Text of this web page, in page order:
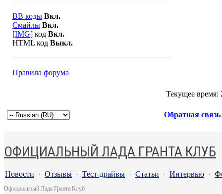
BB коды Вкл.
Смайлы Вкл.
[IMG] код Вкл.
HTML код Выкл.
Правила форума
Текущее время:
Обратная связь
ОФИЦИАЛЬНЫЙ ЛАДА ГРАНТА КЛУБ
Новости · Отзывы · Тест-драйвы · Статьи · Интервью ·
Официальный Лада Гранта Клуб